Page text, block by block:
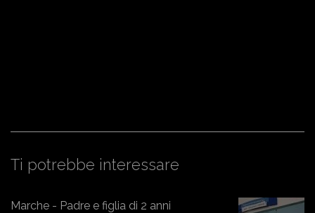
Ti potrebbe interessare
Marche - Padre e figlia di 2 anni